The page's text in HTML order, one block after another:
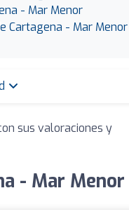
- Mar Menor
Cartagena - Mar Menor
sus valoraciones y
- Mar Menor